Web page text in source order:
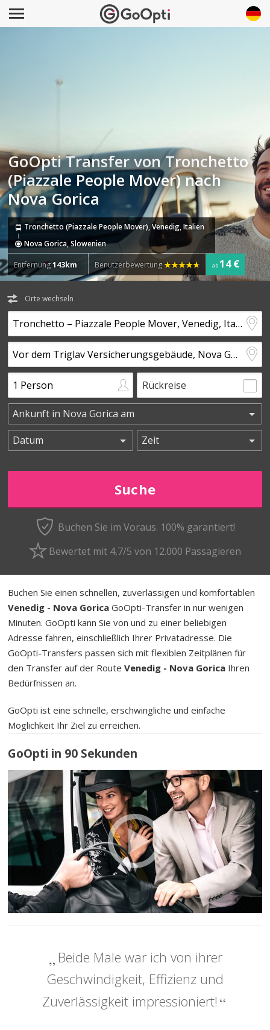
GoOpti Transfer von Tronchetto
(Piazzale People Mover) nach
Nova Gorica
Tronchetto (Piazzale People Mover), Venedig, Italien
Nova Gorica, Slowenien
Entfernung143km Benutzerbewertung ab14 €
Orte wechseln
Rückreise
Buchen Sie im Voraus. 100% garantiert!
Bewertet mit 4,7/5 von 12.000 Passagieren
Buchen Sie einen schnellen, zuverlässigen und komfortablen
Venedig - Nova Gorica GoOpti-Transfer in nur wenigen
Minuten. GoOpti kann Sie von und zu einer beliebigen
Adresse fahren, einschließlich Ihrer Privatadresse. Die
GoOpti-Transfers passen sich mit flexiblen Zeitplänen für
den Transfer auf der RouteVenedig - Nova Gorica Ihren
Bedürfnissen an.
GoOpti ist eine schnelle, erschwingliche und einfache
Möglichkeit Ihr Ziel zu erreichen.
GoOpti in 90 Sekunden
Beide Male war ich von ihrer
Geschwindigkeit, Effizienz und
Zuverlässigkeit impressioniert!